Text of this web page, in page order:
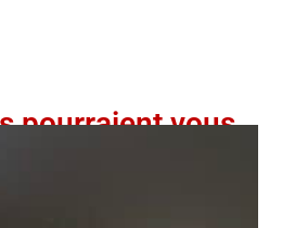
pourraient vous